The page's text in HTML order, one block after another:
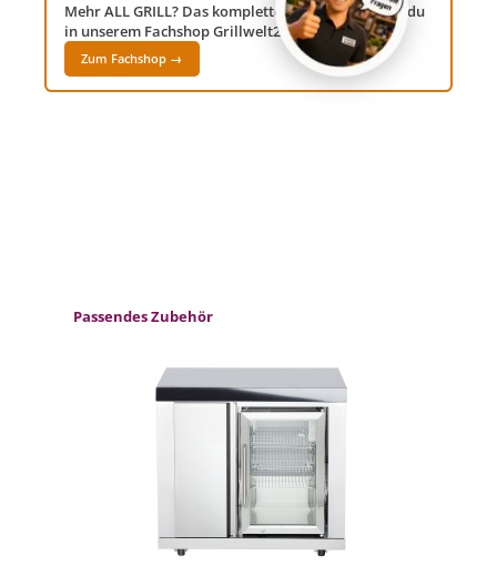
Mehr ALL GRILL? Das komplette Sortiment findest du
in unserem Fachshop Grillwelt24!
Zum Fachshop →
Produktgalerie überspringen
Passendes Zubehör